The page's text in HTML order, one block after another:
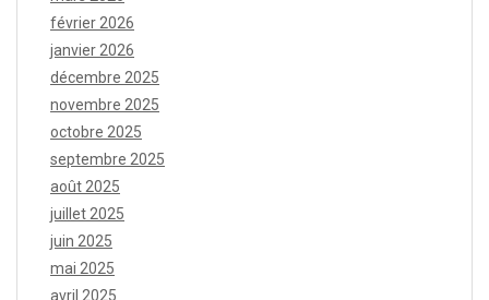
février 2026
janvier 2026
décembre 2025
novembre 2025
octobre 2025
septembre 2025
août 2025
juillet 2025
juin 2025
mai 2025
avril 2025